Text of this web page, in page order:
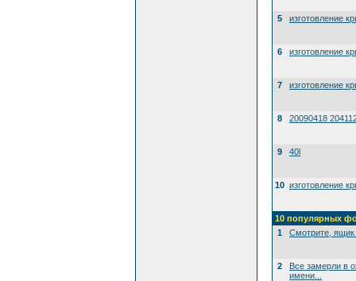
5 изготовление
6 изготовление
7 изготовление
8 20090418
9 40l
10 изготовление
10 популярных
1
Смотрите, ящик
2
Все замерли в
имени...